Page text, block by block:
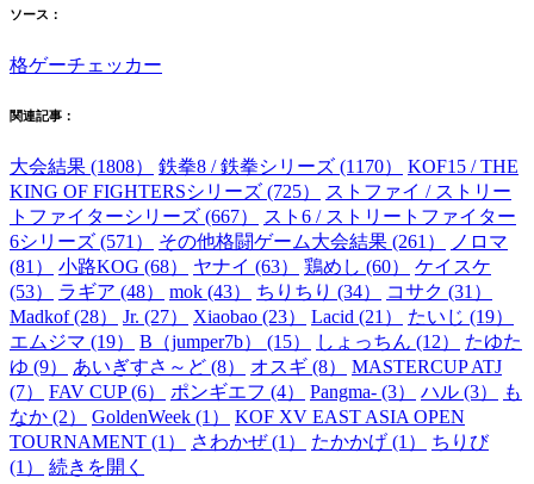
ソース：
格ゲーチェッカー
関連記事：
大会結果 (1808） 鉄拳8 / 鉄拳シリーズ (1170）
KOF15 / THE
KING OF FIGHTERSシリーズ (725）
ストファイ / ストリー
トファイターシリーズ (667）
スト6 / ストリートファイター
6シリーズ (571）
その他格闘ゲーム大会結果 (261）
ノロマ
(81）
小路KOG (68） ヤナイ (63） 鶏めし (60）
ケイスケ
(53）
ラギア (48） mok (43） ちりちり (34）
コサク (31）
Madkof (28）
Jr. (27） Xiaobao (23） Lacid (21）
たいじ (19）
エムジマ (19）
B（jumper7b） (15） しょっちん (12）
たゆた
ゆ (9）
あいぎすさ～ど (8） オスギ (8）
MASTERCUP ATJ
(7）
FAV CUP (6） ポンギエフ (4） Pangma- (3） ハル (3）
も
なか (2）
GoldenWeek (1）
KOF XV EAST ASIA OPEN
TOURNAMENT (1）
さわかぜ (1） たかかげ (1）
ちりび
(1）
続きを開く